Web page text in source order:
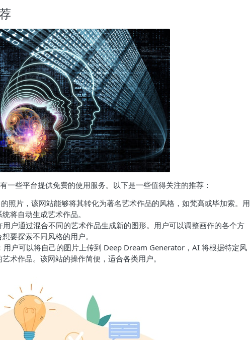
一些平台提供免费的使用服务。以下是一些值得关注的推荐：
的照片，该网站能够将其转化为著名艺术作品的风格，如梵高或毕加索。用
将自动生成艺术作品。
用户通过混合不同的艺术作品生成新的图形。用户可以调整画作的各个方
要探索不同风格的用户。
用户可以将自己的图片上传到 Deep Dream Generator，AI 将根据特定风
术作品。该网站的操作简便，适合各类用户。